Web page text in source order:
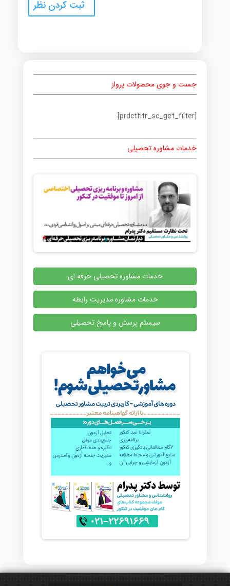
جست و جوی محصولات پرواز
[prdctfltr_sc_get_filter]
خدمات مشاوره تحصیلی
خدمات مشاوره تحصیلی حرفه ای
خدمات مشاوره مدیریت رابطه
سیستم پرسش و پاسخ تحصیلی